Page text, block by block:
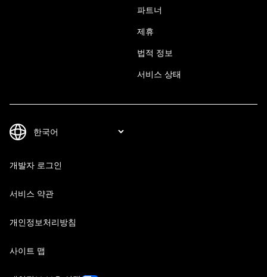
파트너
제휴
법적 정보
서비스 상태
개발자 로그인
서비스 약관
개인정보처리방침
사이트 맵